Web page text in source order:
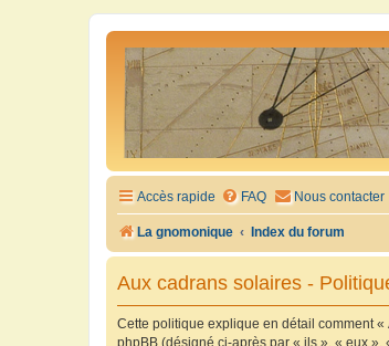
Accès rapide FAQ Nous contacter
La gnomonique Index du forum
Aux cadrans solaires -
Cette politique explique en détail comment